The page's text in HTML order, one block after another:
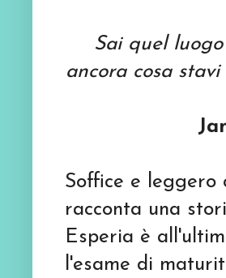
Sai quel
ancora cosa
Soffice e leggero
racconta una
Esperia è
l'esame di